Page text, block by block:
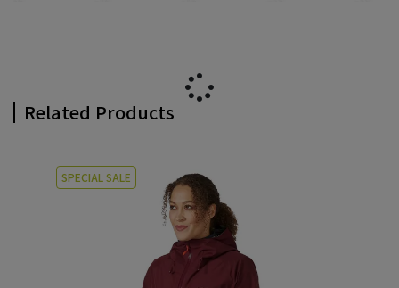
Related Products
SPECIAL SALE